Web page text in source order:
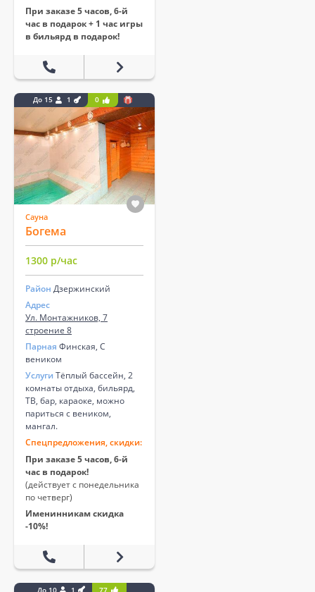
При заказе 5 часов, 6-й
час в подарок + 1 час игры
в бильярд в подарок!
До 15 1 0
Сауна
Богема
1300 р/час
Район Дзержинский
Адрес
Ул. Монтажников, 7
строение 8
Парная Финская, С
веником
Услуги Тёплый бассейн, 2
комнаты отдыха, бильярд,
ТВ, бар, караоке, можно
париться с веником,
мангал.
Спецпредложения, скидки:
При заказе 5 часов, 6-й
час в подарок!
(действует с понедельника
по четверг)
Именинникам скидка
-10%!
До 10 1 77